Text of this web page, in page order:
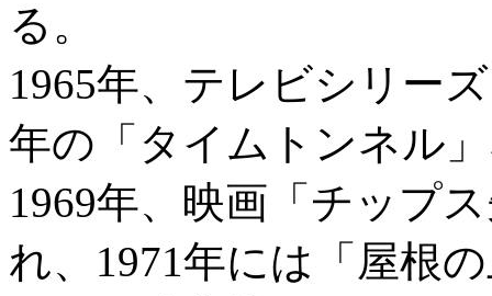
る。
1965年、テレビシリー
年の「タイムトンネル
1969年、映画「チップ
れ、1971年には「屋根